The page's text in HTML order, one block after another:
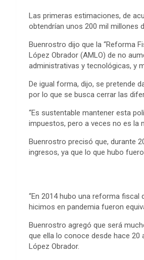
b
o
o
k
t
e
r
e
n
g
e
r
s
A
p
p
e
r
e
s
t
e
d
I
n
Las primeras estimaciones, de
obtendrían unos 200 mil millones
Buenrostro dijo que la “Reforma
López Obrador (AMLO) de no
administrativas y tecnológicas, y
De igual forma, dijo, se pretende
por lo que se busca cerrar las
“Es sustentable mantener esta
impuestos, pero a veces no es la
Buenrostro precisó que, durante
ingresos, ya que lo que hubo
“En 2014 hubo una reforma
hicimos en pandemia fueron
Buenrostro agregó que será
que ella lo conoce desde hace
López Obrador.